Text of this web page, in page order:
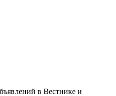
в Вестнике и